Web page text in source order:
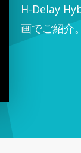
H-Delay
画でご紹介。